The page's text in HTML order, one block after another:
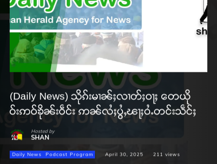
(Daily News) သိုၵ်းမၢၼ်ႈလၢတ်ႈဝႃႈ တေယို
ဝ်းဢဝ်ၶိုၼ်းဝဵင်း ဢၼ်လႆႈပွႆႇၽႃႈဝႆႉတင်းသဵင်ႈ
Hosted by
SHAN
Daily News Podcast Program April 30, 2025 211 views